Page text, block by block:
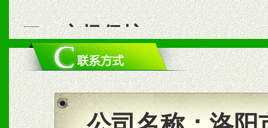
二、市场保护
1、统一市场价格；建立全
商利润。
2、区域独家经营；建立区